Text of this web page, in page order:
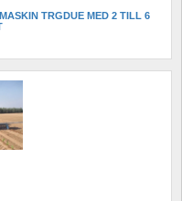
TRGDUE MED 2 TILL 6